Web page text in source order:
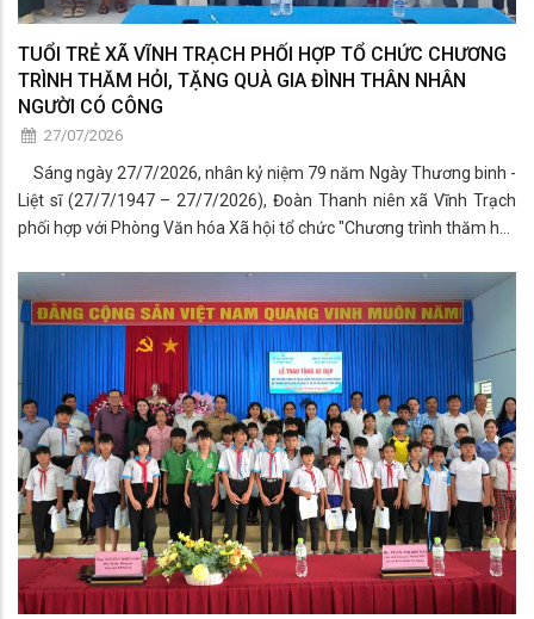
TUỔI TRẺ XÃ VĨNH TRẠCH PHỐI HỢP TỔ CHỨC CHƯƠNG
TRÌNH THĂM HỎI, TẶNG QUÀ GIA ĐÌNH THÂN NHÂN
NGƯỜI CÓ CÔNG
27/07/2026
Sáng ngày 27/7/2026, nhân kỷ niệm 79 năm Ngày Thương binh -
Liệt sĩ (27/7/1947 – 27/7/2026), Đoàn Thanh niên xã Vĩnh Trạch
phối hợp với Phòng Văn hóa Xã hội tổ chức "Chương trình thăm hỏi,
hoạt động thiết thực nhằm bày tỏ lòng biết ơn sâu sắc đối với
những cống hiến, hy sinh to lớn của các thế hệ cha anh vì sự nghiệp
đấu tranh giải phóng dân tộc, bảo vệ và xây dựng Tổ quốc.